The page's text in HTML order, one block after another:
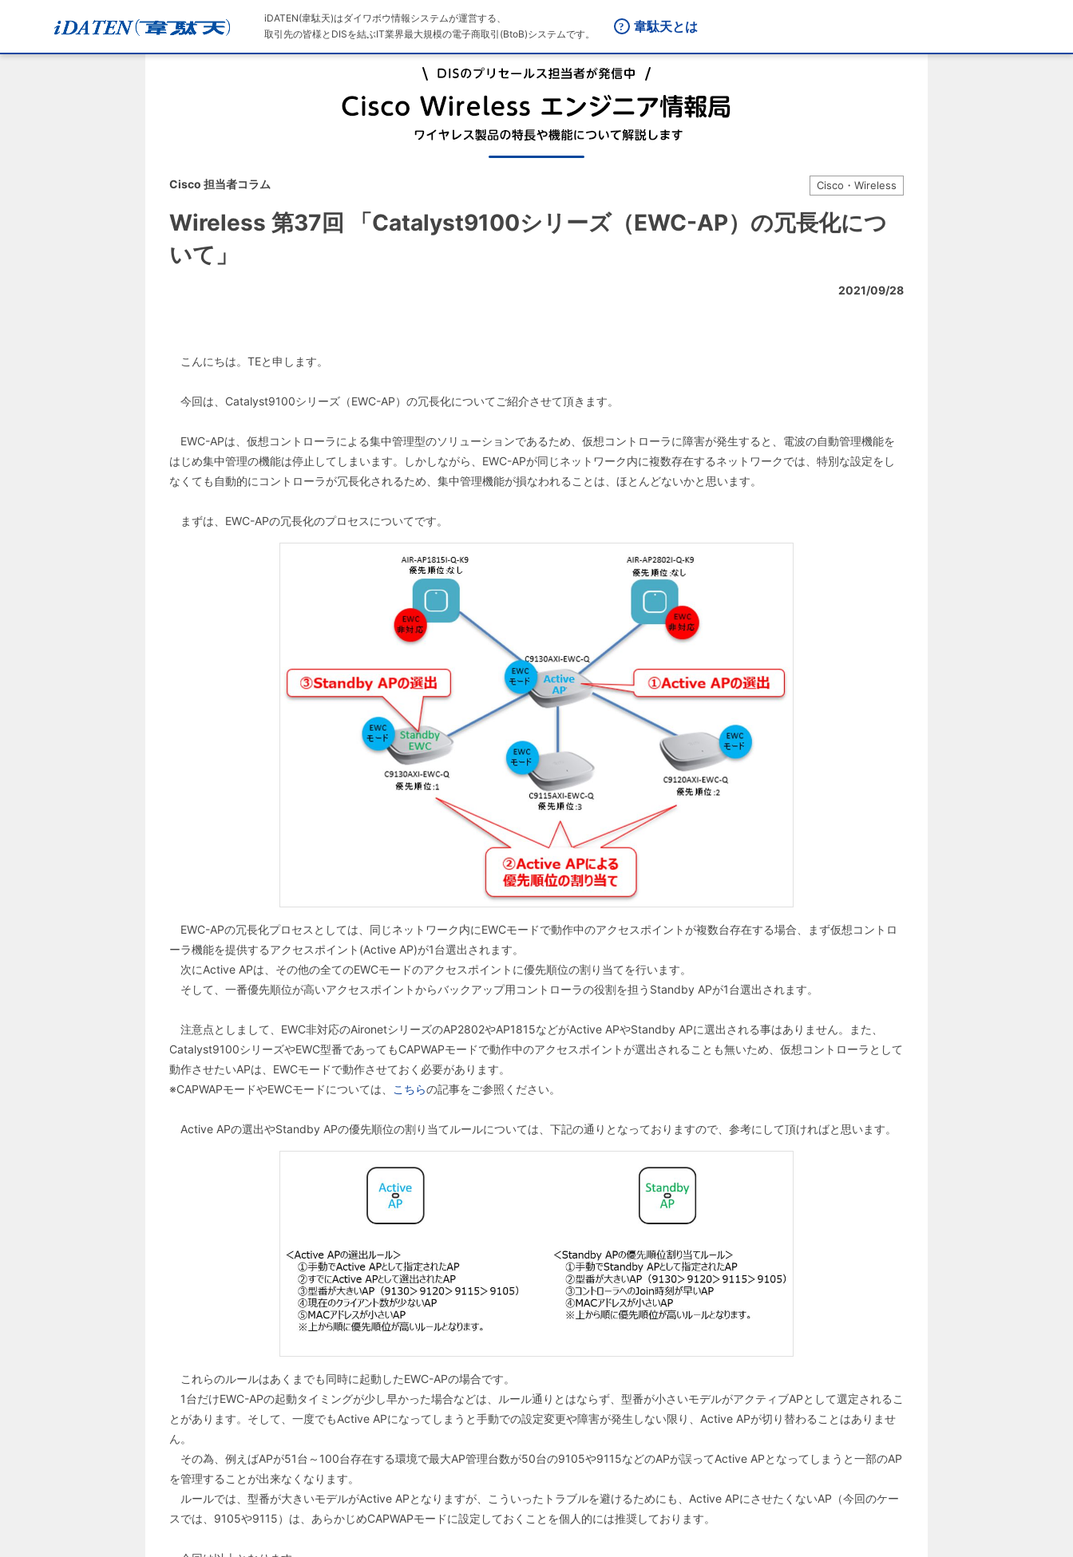
iDATEN(韋駄天)はダイワボウ情報システムが運営する、
取引先の皆様とDISを結ぶIT業界最大規模の電子商取引(BtoB)システムです。
韋駄天とは
Cisco 担当者コラム Cisco・Wireless
Wireless 第37回 「Catalyst9100シリーズ（EWC-AP）の冗長化につ
いて」
2021/09/28
こんにちは。TEと申します。
今回は、Catalyst9100シリーズ（EWC-AP）の冗長化についてご紹介させて頂きます。
EWC-APは、仮想コントローラによる集中管理型のソリューションであるため、仮想コントローラに障害が発生すると、電波の自動管理機能を
はじめ集中管理の機能は停止してしまいます。しかしながら、EWC-APが同じネットワーク内に複数存在するネットワークでは、特別な設定をし
なくても自動的にコントローラが冗長化されるため、集中管理機能が損なわれることは、ほとんどないかと思います。
まずは、EWC-APの冗長化のプロセスについてです。
EWC-APの冗長化プロセスとしては、同じネットワーク内にEWCモードで動作中のアクセスポイントが複数台存在する場合、まず仮想コントロ
ーラ機能を提供するアクセスポイント(Active AP)が1台選出されます。
次にActive APは、その他の全てのEWCモードのアクセスポイントに優先順位の割り当てを行います。
そして、一番優先順位が高いアクセスポイントからバックアップ用コントローラの役割を担うStandby APが1台選出されます。
注意点としまして、EWC非対応のAironetシリーズのAP2802やAP1815などがActive APやStandby APに選出される事はありません。また、
Catalyst9100シリーズやEWC型番であってもCAPWAPモードで動作中のアクセスポイントが選出されることも無いため、仮想コントローラとして
動作させたいAPは、EWCモードで動作させておく必要があります。
※CAPWAPモードやEWCモードについては、
こちらの記事をご参照ください。
Active APの選出やStandby APの優先順位の割り当てルールについては、下記の通りとなっておりますので、参考にして頂ければと思います。
これらのルールはあくまでも同時に起動したEWC-APの場合です。
1台だけEWC-APの起動タイミングが少し早かった場合などは、ルール通りとはならず、型番が小さいモデルがアクティブAPとして選定されるこ
とがあります。そして、一度でもActive APになってしまうと手動での設定変更や障害が発生しない限り、Active APが切り替わることはありませ
ん。
その為、例えばAPが51台～100台存在する環境で最大AP管理台数が50台の9105や9115などのAPが誤ってActive APとなってしまうと一部のAP
を管理することが出来なくなります。
ルールでは、型番が大きいモデルがActive APとなりますが、こういったトラブルを避けるためにも、Active APにさせたくないAP（今回のケー
スでは、9105や9115）は、あらかじめCAPWAPモードに設定しておくことを個人的には推奨しております。